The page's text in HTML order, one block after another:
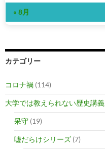
« 8月
カテゴリー
コロナ禍 (114)
大学では教えられない歴史講義
呆守 (19)
嘘だらけシリーズ (7)